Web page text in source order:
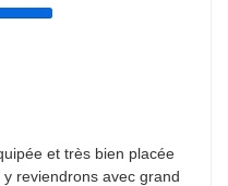
et très bien placée
reviendrons avec grand